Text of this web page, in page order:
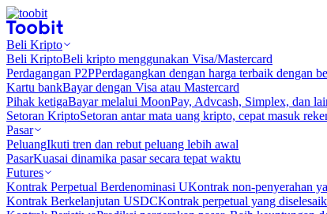
Beli Kripto
Beli KriptoBeli kripto menggunakan Visa/Mastercard
Perdagangan P2PPerdagangkan dengan harga terbaik dengan
Kartu bankBayar dengan Visa atau Mastercard
Pihak ketigaBayar melalui MoonPay, Advcash, Simplex, dan
Setoran KriptoSetoran antar mata uang kripto, cepat masuk
Pasar
PeluangIkuti tren dan rebut peluang lebih awal
PasarKuasai dinamika pasar secara tepat waktu
Futures
Kontrak Perpetual Berdenominasi UKontrak non-penyerahan
Kontrak Berkelanjutan USDCKontrak perpetual yang